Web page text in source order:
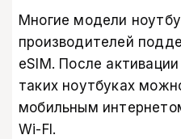
Многие модели
производителей
eSIM. После
таких ноутбуках
мобильным
Wi-FI.